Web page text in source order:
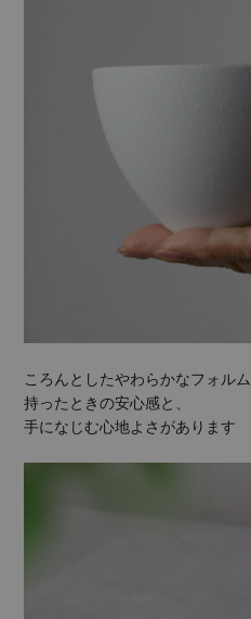
ころんとしたやわらかなフォルム
持ったときの安心感と、
手になじむ心地よさがあります